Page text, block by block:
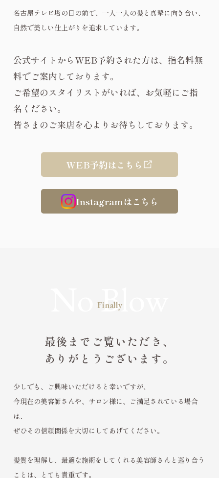
名古屋テレビ塔の目の前で、一人一人の髪と真摯に向き合い、
自然で美しい仕上がりを追求しています。
公式サイトからWEB予約された方は、指名料無
料でご案内しております。
ご希望のスタイリストがいれば、お気軽にご指
名ください。
皆さまのご来店を心よりお待ちしております。
WEB予約はこちら
Instagramはこちら
Finally
最後までご覧いただき、
ありがとうございます。
少しでも、ご興味いただけると幸いですが、
今現在の美容師さんや、サロン様に、ご満足されている場合
は、
ぜひその信頼関係を大切にしてあげてください。
髪質を理解し、最適な施術をしてくれる美容師さんと巡り合う
ことは、とても貴重です。